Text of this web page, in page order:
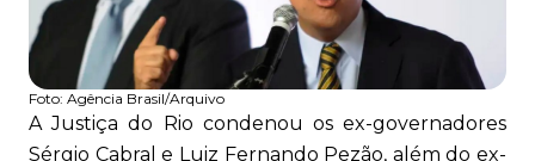
Foto: Agência Brasil/Arquivo
A Justiça do Rio condenou os ex-governadores
Sérgio Cabral e Luiz Fernando Pezão, além do ex-